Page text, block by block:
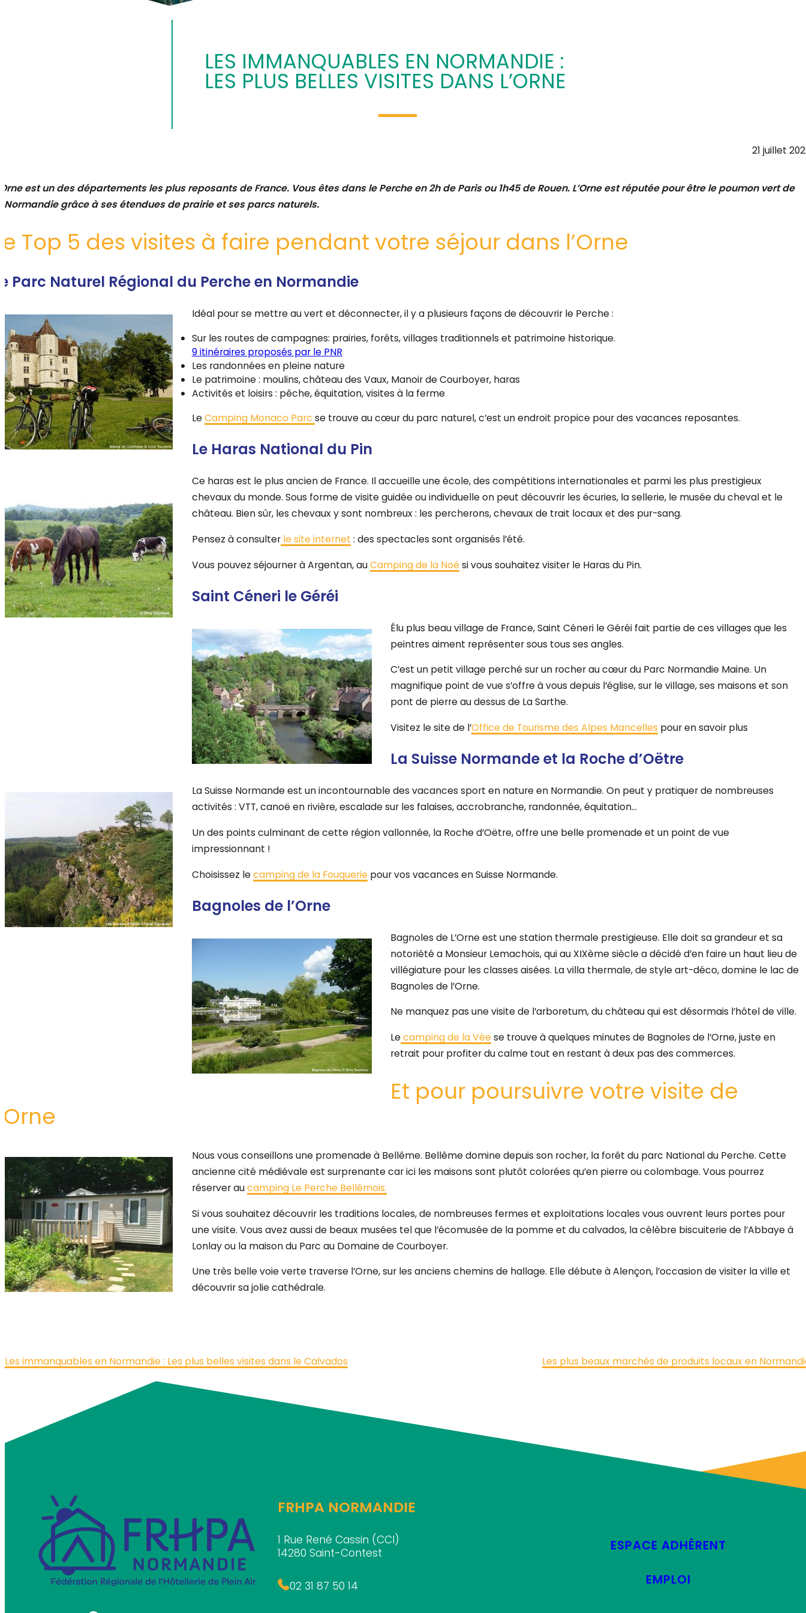
LES IMMANQUABLES EN NORMANDIE :
LES PLUS BELLES VISITES DANS L’ORNE
21 juillet
est un des départements les plus reposants de France. Vous êtes dans le Perche en 2h de Paris ou 1h45 de Rouen. L’Orne est réputée pour être le poumon vert de
Normandie grâce à ses étendues de prairie et ses parcs naturels.
Top 5 des visites à faire pendant votre séjour dans l’Orne
Parc Naturel Régional du Perche en Normandie
Idéal pour se mettre au vert et déconnecter, il y a plusieurs façons de découvrir le Perche :
Sur les routes de campagnes: prairies, forêts, villages traditionnels et patrimoine historique.
9 itinéraires proposés par le PNR
Les randonnées en pleine nature
Le patrimoine : moulins, château des Vaux, Manoir de Courboyer, haras
Activités et loisirs : pêche, équitation, visites à la ferme
LeCamping Monaco Parc se trouve au cœur du parc naturel, c’est un endroit propice pour des vacances reposantes.
Le Haras National du Pin
Ce haras est le plus ancien de France. Il accueille une école, des compétitions internationales et parmi les plus prestigieux
chevaux du monde. Sous forme de visite guidée ou individuelle on peut découvrir les écuries, la sellerie, le musée du cheval et le
château. Bien sûr, les chevaux y sont nombreux : les percherons, chevaux de trait locaux et des pur-sang.
Pensez à consulterle site internet : des spectacles sont organisés l’été.
Vous pouvez séjourner à Argentan, auCamping de la Noési vous souhaitez visiter le Haras du Pin.
Saint Céneri le Géréi
Élu plus beau village de France, Saint Céneri le Géréi fait partie de ces villages que les
peintres aiment représenter sous tous ses angles.
C’est un petit village perché sur un rocher au cœur du Parc Normandie Maine. Un
magnifique point de vue s’offre à vous depuis l’église, sur le village, ses maisons et son
pont de pierre au dessus de La Sarthe.
Visitez le site de l’Office de Tourisme des Alpes Mancelles pour en savoir plus
La Suisse Normande et la Roche d’Oëtre
La Suisse Normande est un incontournable des vacances sport en nature en Normandie. On peut y pratiquer de nombreuses
activités : VTT, canoë en rivière, escalade sur les falaises, accrobranche, randonnée, équitation…
Un des points culminant de cette région vallonnée, la Roche d’Oëtre, offre une belle promenade et un point de vue
impressionnant !
Choisissez lecamping de la Fouqueriepour vos vacances en Suisse Normande.
Bagnoles de l’Orne
Bagnoles de L’Orne est une station thermale prestigieuse. Elle doit sa grandeur et sa
notoriété a Monsieur Lemachois, qui au XIXème siècle a décidé d’en faire un haut lieu de
villégiature pour les classes aisées. La villa thermale, de style art-déco, domine le lac de
Bagnoles de l’Orne.
Ne manquez pas une visite de l’arboretum, du château qui est désormais l’hôtel de ville.
Lecamping de la Véese trouve à quelques minutes de Bagnoles de l’Orne, juste en
retrait pour profiter du calme tout en restant à deux pas des commerces.
Et pour poursuivre votre visite de
Nous vous conseillons une promenade à Bellême. Bellême domine depuis son rocher, la forêt du parc National du Perche. Cette
ancienne cité médiévale est surprenante car ici les maisons sont plutôt colorées qu’en pierre ou colombage. Vous pourrez
réserver aucamping Le Perche Bellêmois.
Si vous souhaitez découvrir les traditions locales, de nombreuses fermes et exploitations locales vous ouvrent leurs portes pour
une visite. Vous avez aussi de beaux musées tel que l’écomusée de la pomme et du calvados, la célèbre biscuiterie de l’Abbaye à
Lonlay ou la maison du Parc au Domaine de Courboyer.
Une très belle voie verte traverse l’Orne, sur les anciens chemins de hallage. Elle débute à Alençon, l’occasion de visiter la ville et
découvrir sa jolie cathédrale.
Les immanquables en Normandie : Les plus belles visites dans le Calvados Les plus beaux marchés de produits locaux en
FRHPA NORMANDIE
1 Rue René Cassin (CCI)
14280 Saint-Contest
02 31 87 50 14
ESPACE ADHÉRENT
EMPLOI